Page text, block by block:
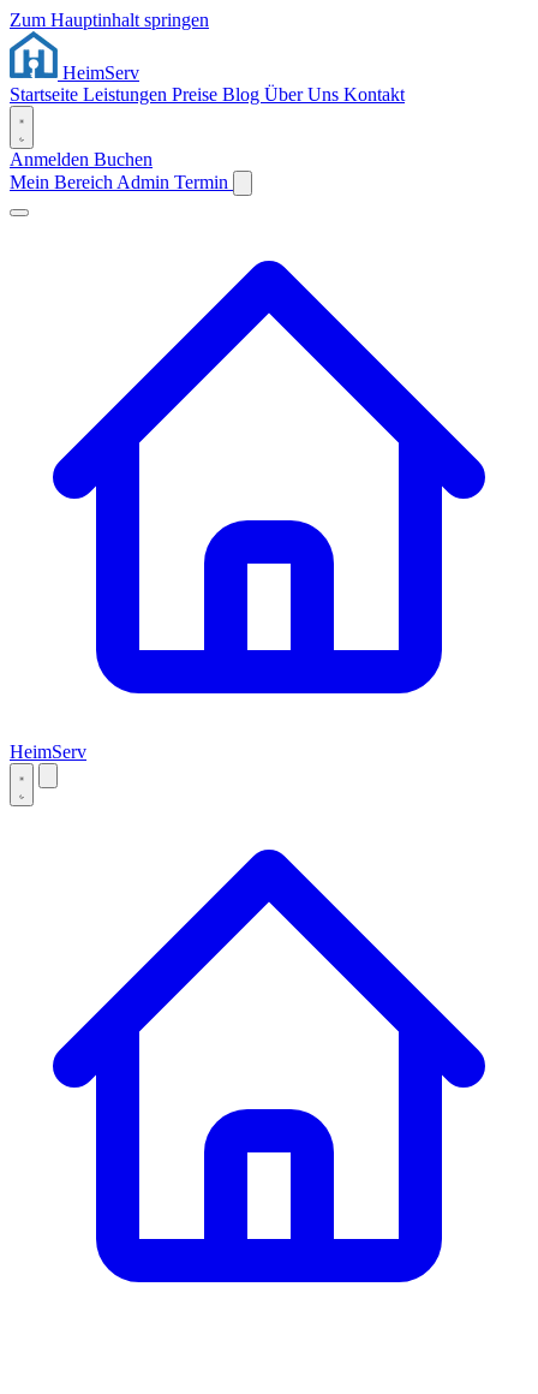
Zum Hauptinhalt springen
HeimServ
Startseite Leistungen Preise Blog Über Uns Kontakt
Anmelden Buchen
Mein Bereich Admin Termin
HeimServ